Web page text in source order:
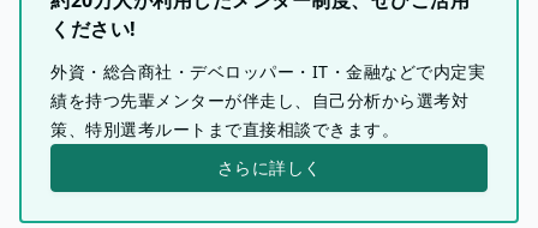
ください!
外資・総合商社・デベロッパー・IT・金融などで内定実
績を持つ先輩メンターが伴走し、自己分析から選考対
策、特別選考ルートまで直接相談できます。
さらに詳しく